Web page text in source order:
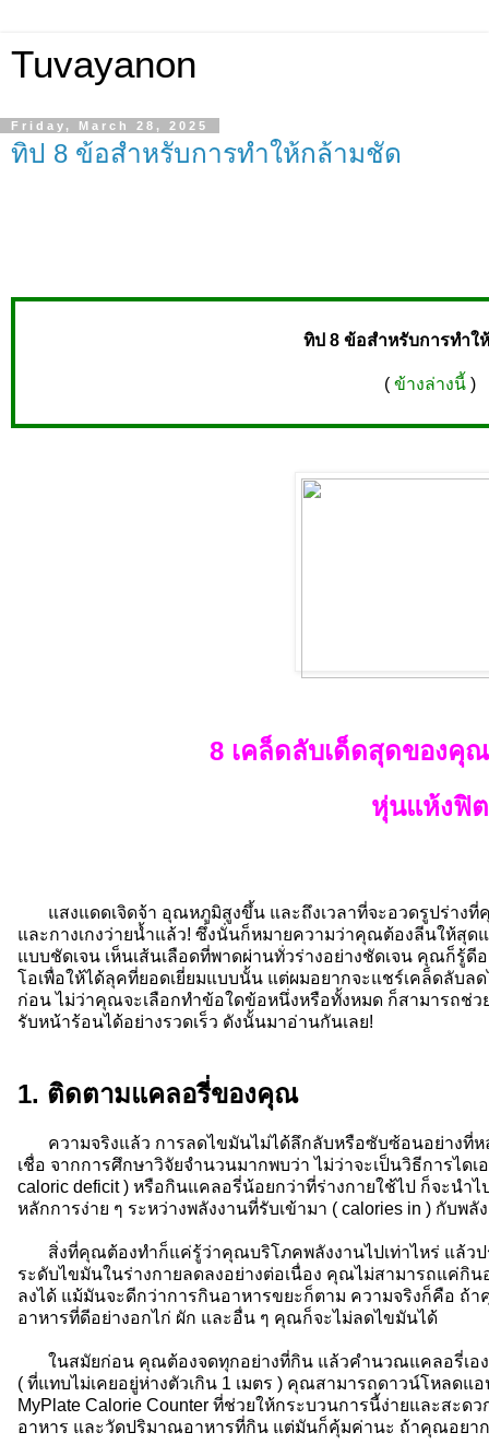
Tuvayanon
Friday, March 28, 2025
ทิป 8 ข้อสำหรับการทำให้กล้ามชัด
ทิป 8 ข้อสำหรับการทำใ
( ข้างล่างนี้)
8 เคล็ดลับเด็ดสุดของคุ
หุ่นแห้งฟิ
แสงแดดเจิดจ้า อุณหภูมิสูงขึ้น และถึงเวลาที่จะอวดรูปร่างที่
และกางเกงว่ายน้ำแล้ว! ซึ่งนั่นก็หมายความว่าคุณต้องลีนให้สุด
แบบชัดเจน เห็นเส้นเลือดที่พาดผ่านทั่วร่างอย่างชัดเจน คุณก็
โอเพื่อให้ได้ลุคที่ยอดเยี่ยมแบบนั้น แต่ผมอยากจะแชร์เคล็ดลับล
ก่อน ไม่ว่าคุณจะเลือกทำข้อใดข้อหนึ่งหรือทั้งหมด ก็สามารถช่
รับหน้าร้อนได้อย่างรวดเร็ว ดังนั้นมาอ่านกันเลย!
1. ติดตามแคลอรี่ของคุณ
ความจริงแล้ว การลดไขมันไม่ได้ลึกลับหรือซับซ้อนอย่างที่
เชื่อ จากการศึกษาวิจัยจำนวนมากพบว่า ไม่ว่าจะเป็นวิธีการได
caloric deficit ) หรือกินแคลอรี่น้อยกว่าที่ร่างกายใช้ไป ก็จะน
หลักการง่าย ๆ ระหว่างพลังงานที่รับเข้ามา ( calories in ) กับพลั
สิ่งที่คุณต้องทำก็แค่รู้ว่าคุณบริโภคพลังงานไปเท่าไหร่ แล้วป
ระดับไขมันในร่างกายลดลงอย่างต่อเนื่อง คุณไม่สามารถแค่กิน
ลงได้ แม้มันจะดีกว่าการกินอาหารขยะก็ตาม ความจริงก็คือ ถ้
อาหารที่ดีอย่างอกไก่ ผัก และอื่น ๆ คุณก็จะไม่ลดไขมันได้
ในสมัยก่อน คุณต้องจดทุกอย่างที่กิน แล้วคำนวณแคลอรี่เอ
( ที่แทบไม่เคยอยู่ห่างตัวเกิน 1 เมตร ) คุณสามารถดาวน์โหลดแ
MyPlate Calorie Counter ที่ช่วยให้กระบวนการนี้ง่ายและสะ
อาหาร และวัดปริมาณอาหารที่กิน แต่มันก็คุ้มค่านะ ถ้าคุณอยาก